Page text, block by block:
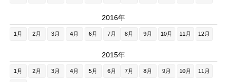
2016年
1月 2月 3月 4月 6月 7月 8月 9月 10月 11月 12月
2015年
1月 2月 3月 4月 5月 6月 7月 8月 9月 10月 11月